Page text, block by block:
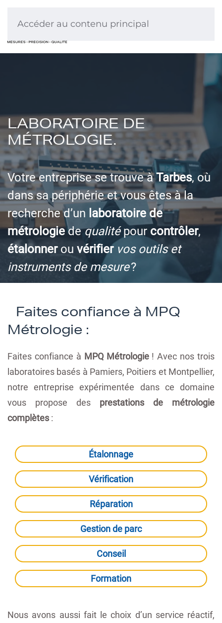
Accéder au contenu principal
LABORATOIRE DE
MÉTROLOGIE.
Votre entreprise se trouve àTarbes, où
dans sa périphérie et vous êtes à la
recherche d’un laboratoire de
métrologiedequalitépour contrôler,
étalonnerou vérifier vos outils et
instruments de mesure?
Faites confiance à MPQ
Métrologie :
Faites confiance à MPQ Métrologie! Avec nos trois
laboratoires basés à Pamiers, Poitiers et Montpellier,
notre entreprise expérimentée dans ce domaine
vous propose des prestations de métrologie
complètes :
Étalonnage
Vérification
Réparation
Gestion de parc
Conseil
Formation
Nous avons aussi fait le choix d’un service réactif,